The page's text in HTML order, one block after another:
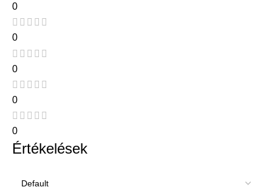
0
0
0
0
0
Értékelések